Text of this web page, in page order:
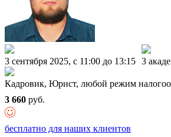
3 сентября 2025, c 11:00 до 13:15 3
Кадровик, Юрист, любой режим
3 660 руб.
бесплатно для наших клиентов